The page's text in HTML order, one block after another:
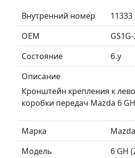
Внутренний номер
11333
ОЕМ
Состояние
б.у
Описание
Кронштейн крепления к
коробки передач Mazda 6 GH
Марка
Mazda
Модель
6 GH